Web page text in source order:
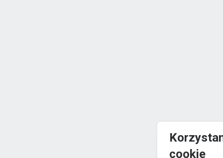
cookie